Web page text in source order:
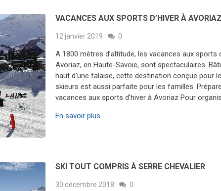
VACANCES AUX SPORTS D’HIVER À AVORIAZ
12 janvier 2019 0
A 1800 mètres d’altitude, les vacances aux sports
Avoriaz, en Haute-Savoie, sont spectaculaires.
haut d’une falaise, cette destination conçue pour
skieurs est aussi parfaite pour les familles.
vacances aux sports d’hiver à Avoriaz Pour
En savoir plus...
SKI TOUT COMPRIS À SERRE CHEVALIER
30 décembre 2018 0